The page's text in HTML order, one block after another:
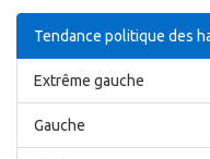
Tendance politique des
Extrême gauche
Gauche